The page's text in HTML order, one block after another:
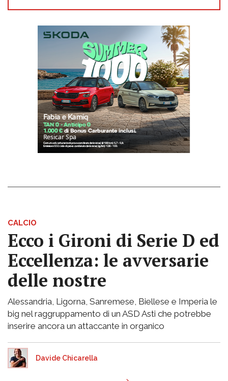
CALCIO
Ecco i Gironi di Serie D ed
Eccellenza: le avversarie
delle nostre
Alessandria, Ligorna, Sanremese, Biellese e Imperia le
big nel raggruppamento di un ASD Asti che potrebbe
inserire ancora un attaccante in organico
Davide Chicarella